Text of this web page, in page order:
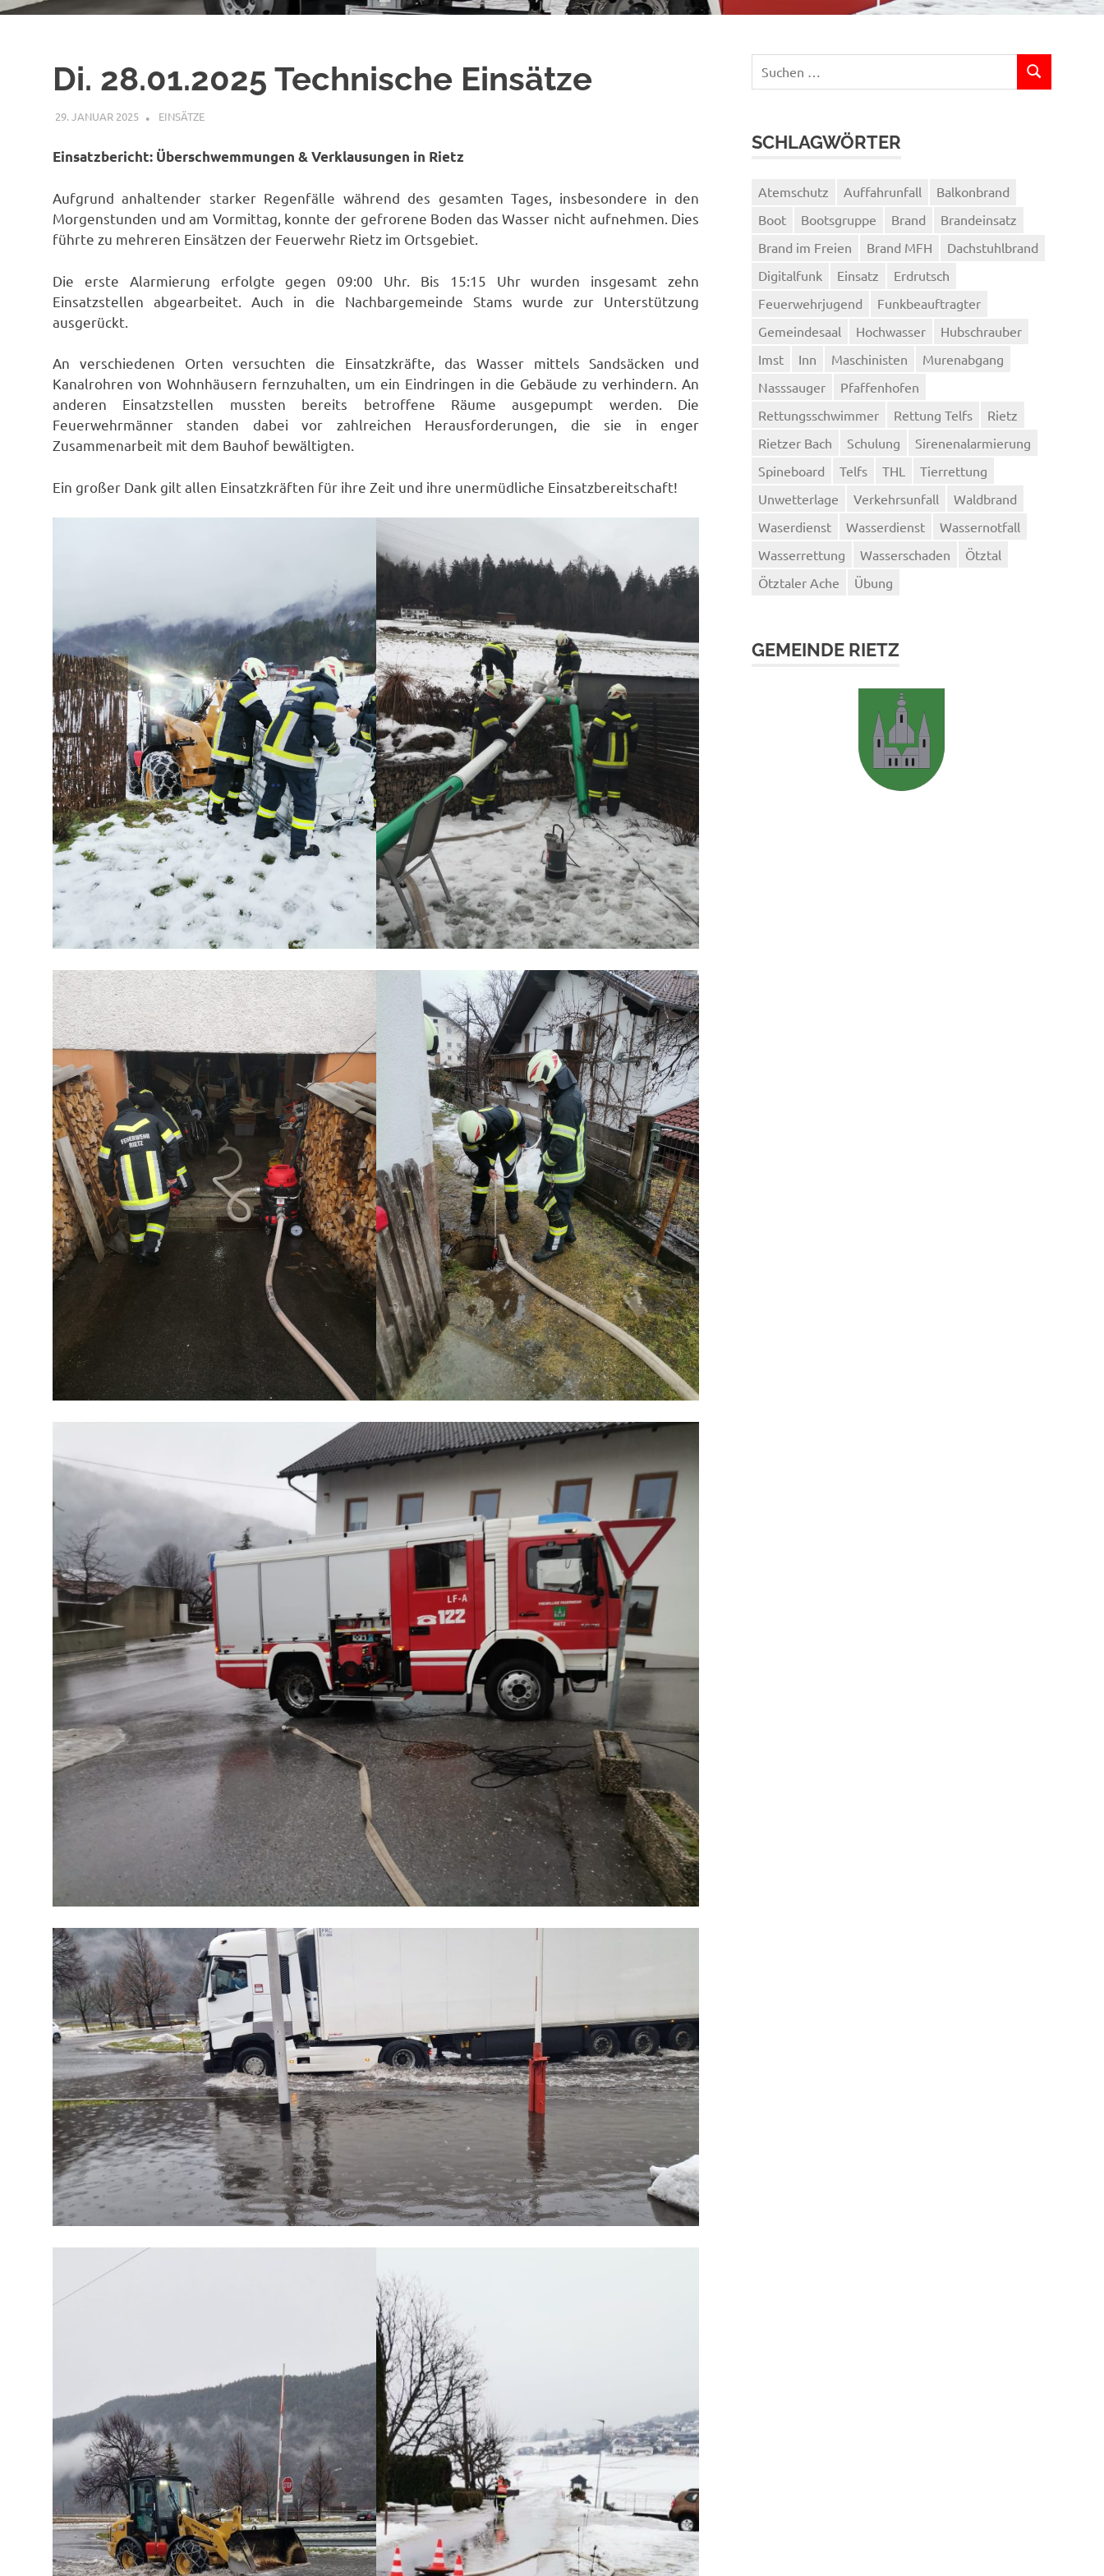
Di. 28.01.2025 Technische Einsätze
29. JANUAR 2025 RAINER SCHUCHTER
EINSÄTZE
Einsatzbericht: Überschwemmungen & Verklausungen in Rietz
Aufgrund anhaltender starker Regenfälle während des gesamten Tages, insbesondere in den
Morgenstunden und am Vormittag, konnte der gefrorene Boden das Wasser nicht aufnehmen. Dies
führte zu mehreren Einsätzen der Feuerwehr Rietz im Ortsgebiet.
Die erste Alarmierung erfolgte gegen 09:00 Uhr. Bis 15:15 Uhr wurden insgesamt zehn
Einsatzstellen abgearbeitet. Auch in die Nachbargemeinde Stams wurde zur Unterstützung
ausgerückt.
An verschiedenen Orten versuchten die Einsatzkräfte, das Wasser mittels Sandsäcken und
Kanalrohren von Wohnhäusern fernzuhalten, um ein Eindringen in die Gebäude zu verhindern. An
anderen Einsatzstellen mussten bereits betroffene Räume ausgepumpt werden. Die
Feuerwehrmänner standen dabei vor zahlreichen Herausforderungen, die sie in enger
Zusammenarbeit mit dem Bauhof bewältigten.
Ein großer Dank gilt allen Einsatzkräften für ihre Zeit und ihre unermüdliche Einsatzbereitschaft!
nach:
SUCHEN
SCHLAGWÖRTER
Atemschutz Auffahrunfall
Balkonbrand
Boot
Bootsgruppe Brand
Brandeinsatz
Brand im Freien
Brand MFH
Dachstuhlbrand
Digitalfunk
Einsatz
Erdrutsch
Feuerwehrjugend
Funkbeauftragter
Gemeindesaal
Hochwasser
Hubschrauber
Imst
Inn Maschinisten
Murenabgang
Nasssauger
Pfaffenhofen
Rettungsschwimmer
Rettung Telfs
Rietz
Rietzer Bach
Schulung
Sirenenalarmierung
Spineboard
Telfs THL
Tierrettung
Unwetterlage
Verkehrsunfall
Waldbrand
Waserdienst
Wasserdienst
Wassernotfall
Wasserrettung
Wasserschaden
Ötztal
Ötztaler Ache
Übung
GEMEINDE RIETZ